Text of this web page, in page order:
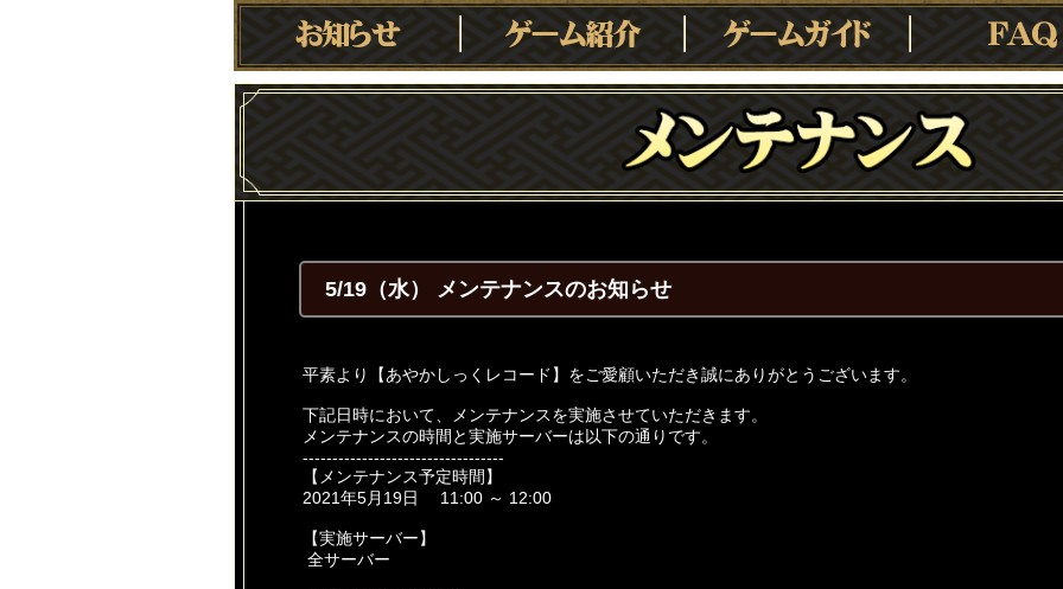
5/19（水） メンテナンスのお知らせ
平素より【あやかしっくレコード】をご愛顧いただき誠にありがとうございます。
下記日時において、メンテナンスを実施させていただきます。
メンテナンスの時間と実施サーバーは以下の通りです。
----------------------------------
【メンテナンス予定時間】
2021年5月19日 11:00 ～ 12:00
【実施サーバー】
全サーバー